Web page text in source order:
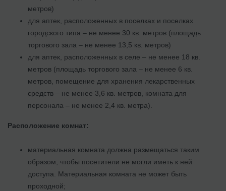
метров)
для аптек, расположенных в поселках и поселках
городского типа – не менее 30 кв. метров (площадь
торгового зала – не менее 13,5 кв. метров)
для аптек, расположенных в селе – не менее 18 кв.
метров (площадь торгового зала – не менее 6 кв.
метров, помещение для хранения лекарственных
средств – не менее 3,6 кв. метров, комната для
персонала – не менее 2,4 кв. метра).
Расположение комнат:
материальная комната должна размещаться таким
образом, чтобы посетители не могли иметь к ней
доступа. Материальная комната не может быть
проходной;